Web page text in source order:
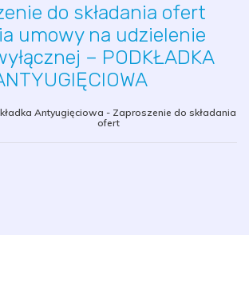
do składania ofert
umowy na udzielenie
– PODKŁADKA
Antyugięciowa - Zaproszenie do składania
ofert